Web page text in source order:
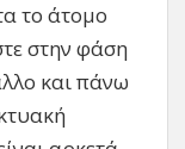
το άτομο
στην φάση
και πάνω